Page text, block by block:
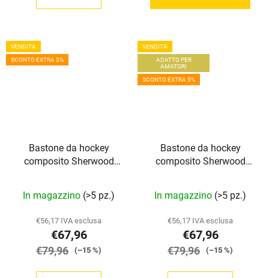
stelle.
VENDITA
SCONTO EXTRA 5%
Bastone da hockey
composito Sherwood
In magazzino (>5 pz.)
€56,17 IVA esclusa
€67,96
€79,96 (–15 %)
VENDITA
ADATTO PER
AMATORI
SCONTO EXTRA 5%
Bastone da hockey
composito Sherwood
In magazzino (>5 pz.)
€56,17 IVA esclusa
€67,96
€79,96 (–15 %)